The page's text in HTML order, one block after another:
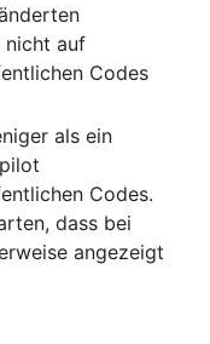
nicht auf
Codes
als ein
Codes.
dass bei
angezeigt